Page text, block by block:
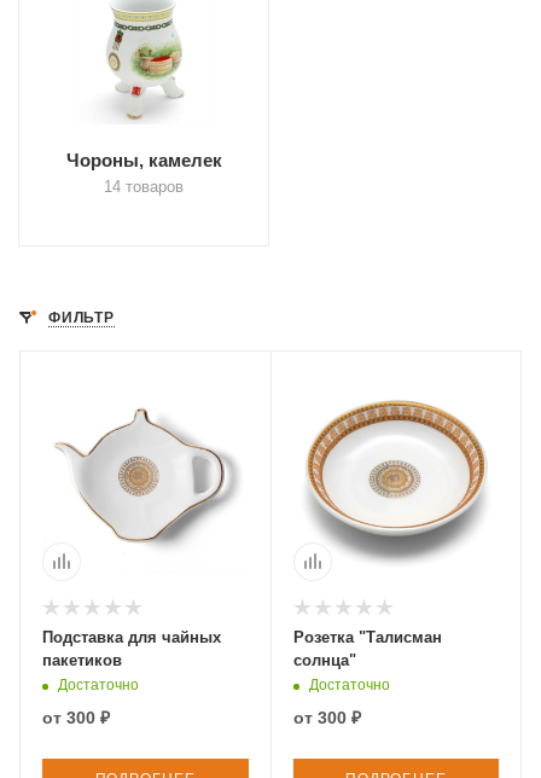
Чороны, камелек
14 товаров
ФИЛЬТР
Подставка для чайных
пакетиков
Достаточно
от 300 ₽
Розетка "Талисман
солнца"
Достаточно
от 300 ₽